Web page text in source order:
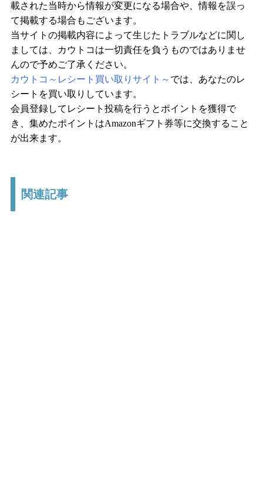
載された当時から情報が変更になる場合や、情報を誤っ
て掲載する場合もございます。
当サイトの掲載内容によって生じたトラブルなどに関し
ましては、カウトコは一切責任を負うものではありませ
んので予めご了承ください。
カウトコ～レシート買い取りサイト～ では、あなたのレ
シートを買い取りしています。
会員登録してレシート投稿を行うとポイントを獲得で
き、集めたポイントはAmazonギフト券等に交換すること
が出来ます。
関連記事